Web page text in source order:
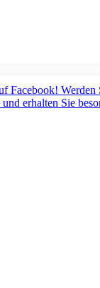
Facebook! Werden
erhalten Sie